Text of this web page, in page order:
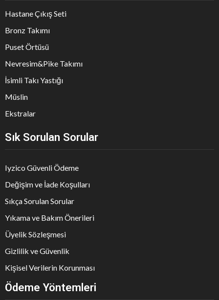
Hastane Çıkış Seti
Bronz Takımı
Puset Örtüsü
Nevresim&Pike Takımı
İsimli Takı Yastığı
Müslin
Ekstralar
Sık Sorulan Sorular
Iyzico Güvenli Ödeme
Değişim ve İade Koşulları
Sıkça Sorulan Sorular
Yıkama ve Bakım Önerileri
Üyelik Sözleşmesi
Gizlilik ve Güvenlik
Kişisel Verilerin Korunması
Ödeme Yöntemleri